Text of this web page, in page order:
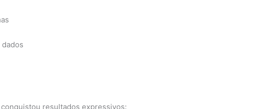
resultados expressivos: